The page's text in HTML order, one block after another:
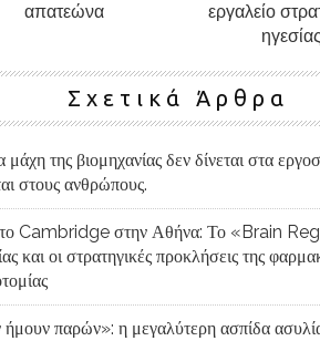
απατεώνα
εργαλείο
Σχετικά Άρθρα
της βιομηχανίας δεν δίνεται στα
στους ανθρώπους.
Cambridge στην Αθήνα: Το «Brain
και οι στρατηγικές προκλήσεις της
παρών»: η μεγαλύτερη ασπίδα